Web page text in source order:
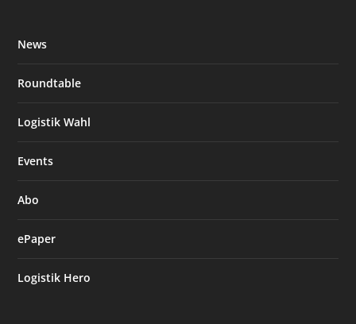
News
Roundtable
Logistik Wahl
Events
Abo
ePaper
Logistik Hero